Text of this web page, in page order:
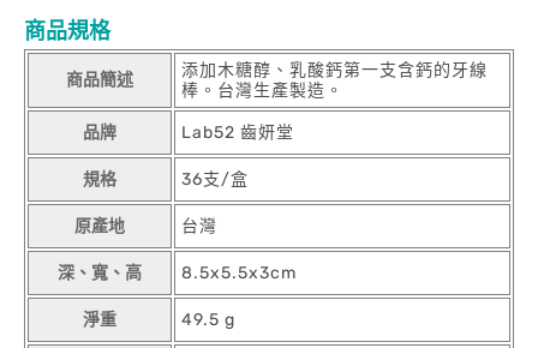
商品規格
商品簡述
添加木糖醇、乳酸鈣第一支含鈣的牙線
棒。台灣生產製造。
品牌 Lab52 齒妍堂
規格 36支/盒
原產地 台灣
深、寬、高 8.5x5.5x3cm
淨重 49.5 g